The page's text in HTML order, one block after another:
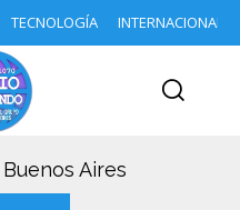
TECNOLOGÍA INTERNACIONAL
Buenos Aires